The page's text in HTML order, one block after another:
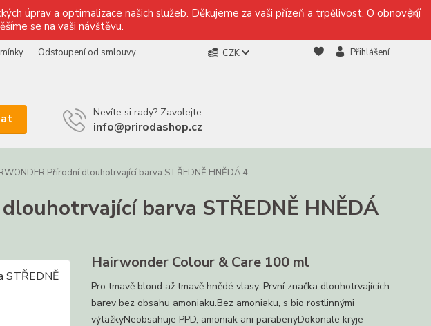
úprav a optimalizace našich služeb. Děkujeme za vaši přízeň a trpělivost. O obnovení
se na vaši návštěvu.
Odstoupení od smlouvy
CZK Přihlášení
Nevíte si rady? Zavolejte.
info@prirodashop.cz
Přírodní dlouhotrvající barva STŘEDNĚ HNĚDÁ 4
barva STŘEDNĚ HNĚDÁ
Hairwonder Colour & Care 100 ml
Pro tmavě blond až tmavě hnědé vlasy. První značka dlouhotrvajících
barev bez obsahu amoniaku.Bez amoniaku, s bio rostlinnými
výtažkyNeobsahuje PPD, amoniak ani parabenyDokonale kryje